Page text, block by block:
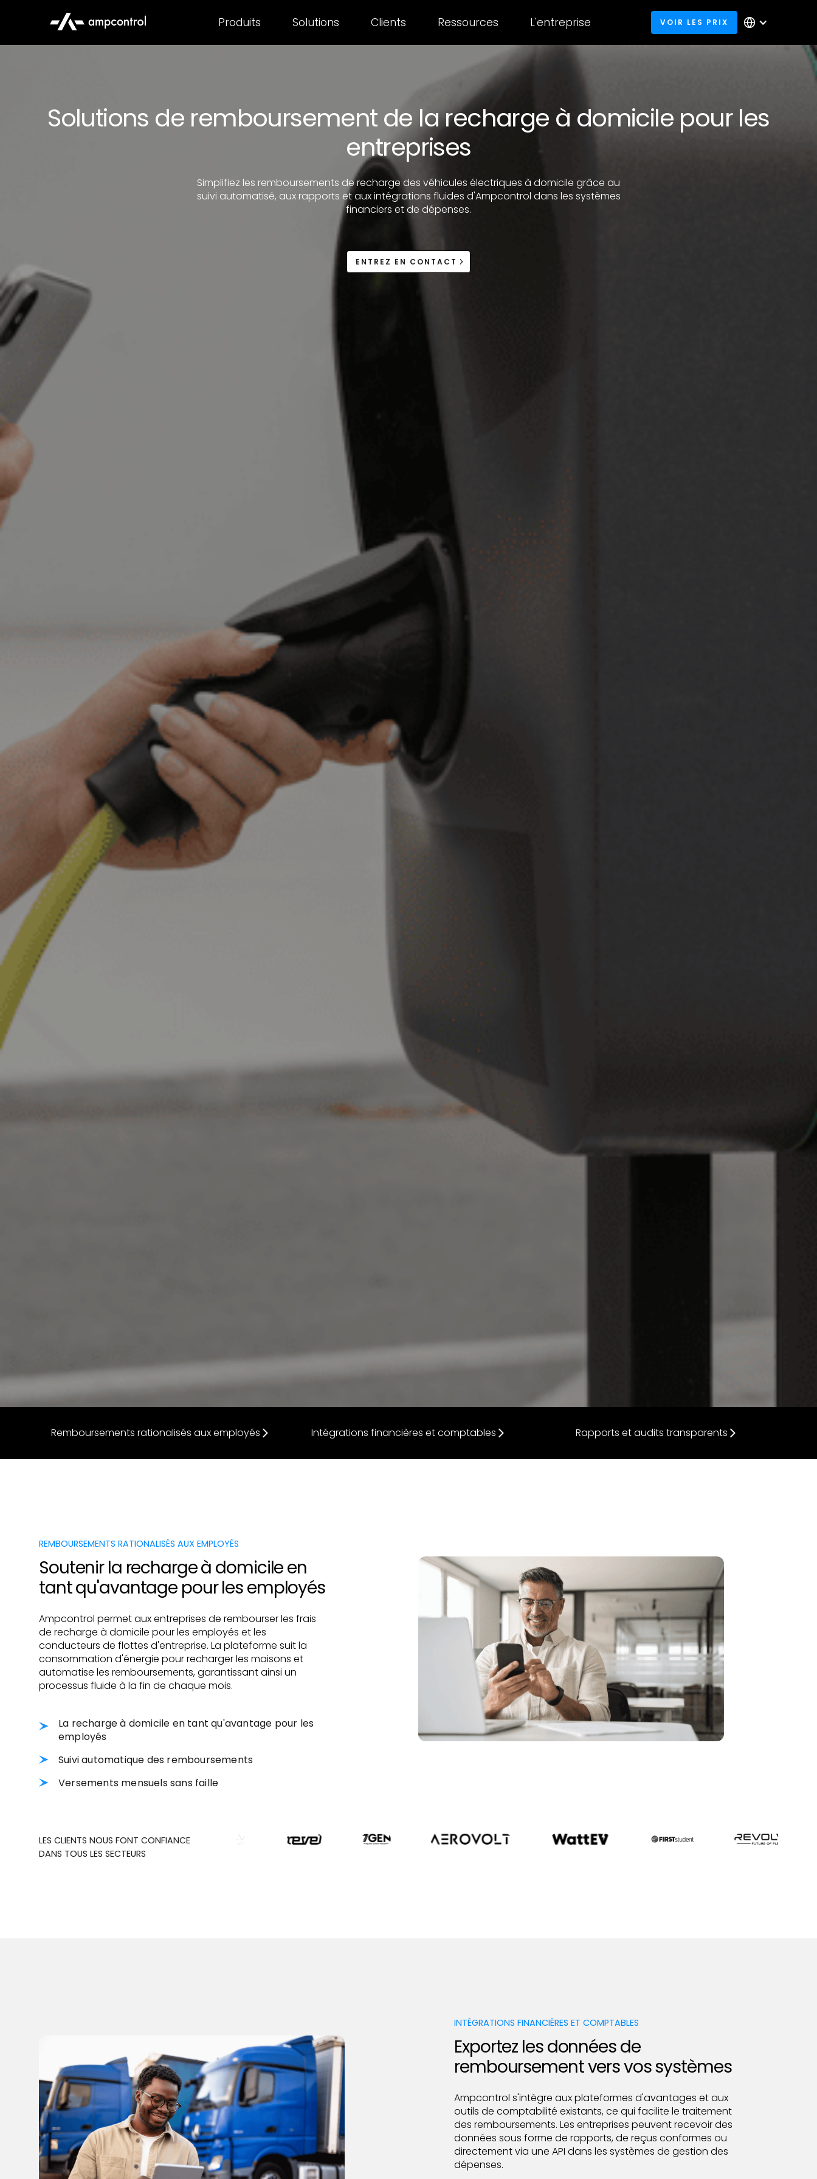
Produits Solutions Clients Ressources L'entreprise VOIR LES PRIX
Solutions de remboursement de la recharge à domicile pour les
entreprises
Simplifiez les remboursements de recharge des véhicules électriques à domicile grâce au
suivi automatisé, aux rapports et aux intégrations fluides d'Ampcontrol dans les systèmes
financiers et de dépenses.
ENTREZ EN CONTACT
Remboursements rationalisés aux employés Intégrations financières et comptables Rapports et audits transparents
REMBOURSEMENTS RATIONALISÉS AUX EMPLOYÉS
Soutenir la recharge à domicile en
tant qu'avantage pour les employés
Ampcontrol permet aux entreprises de rembourser les frais
de recharge à domicile pour les employés et les
conducteurs de flottes d'entreprise. La plateforme suit la
consommation d'énergie pour recharger les maisons et
automatise les remboursements, garantissant ainsi un
processus fluide à la fin de chaque mois.
La recharge à domicile en tant qu'avantage pour les
employés
Suivi automatique des remboursements
Versements mensuels sans faille
LES CLIENTS NOUS FONT CONFIANCE
DANS TOUS LES SECTEURS
INTÉGRATIONS FINANCIÈRES ET COMPTABLES
Exportez les données de
remboursement vers vos systèmes
Ampcontrol s'intègre aux plateformes d'avantages et aux
outils de comptabilité existants, ce qui facilite le traitement
des remboursements. Les entreprises peuvent recevoir des
données sous forme de rapports, de reçus conformes ou
directement via une API dans les systèmes de gestion des
dépenses.